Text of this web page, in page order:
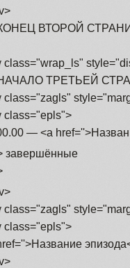
ВТОРОЙ
class="wrap_ls"
ТРЕТЬЕЙ
class="zagls"
class="epls">
— <a
завершённые
class="zagls"
class="epls">